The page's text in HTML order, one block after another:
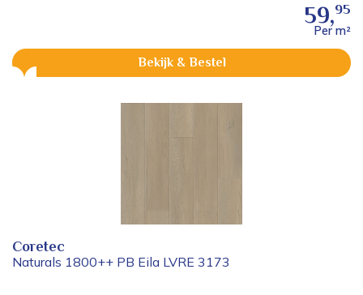
59,95
Per m²
Bekijk & Bestel
Coretec
Naturals 1800++ PB Eila LVRE 3173